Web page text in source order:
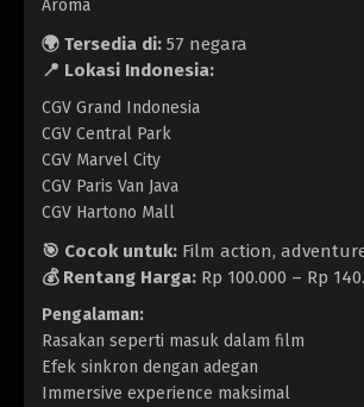
Aroma
🌍 Tersedia di: 57 negara
📍 Lokasi Indonesia:
CGV Grand Indonesia
CGV Central Park
CGV Marvel City
CGV Paris Van Java
CGV Hartono Mall
🎯 Cocok untuk: Film action,
💰 Rentang Harga: Rp 100.000 – Rp
Pengalaman:
Rasakan seperti masuk dalam film
Efek sinkron dengan adegan
Immersive experience maksimal